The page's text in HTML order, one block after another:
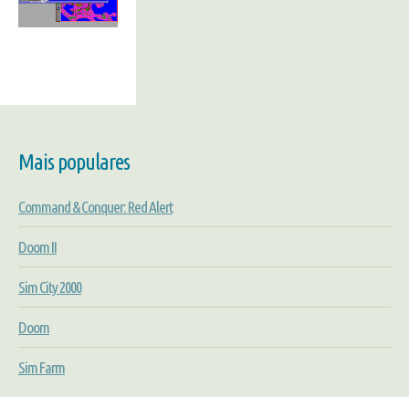
Mais populares
Command & Conquer: Red Alert
Doom II
Sim City 2000
Doom
Sim Farm